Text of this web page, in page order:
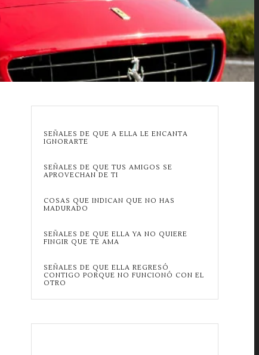
SEÑALES DE QUE A ELLA LE ENCANTA
IGNORARTE
SEÑALES DE QUE TUS AMIGOS SE
APROVECHAN DE TI
COSAS QUE INDICAN QUE NO HAS
MADURADO
SEÑALES DE QUE ELLA YA NO QUIERE
FINGIR QUE TE AMA
SEÑALES DE QUE ELLA REGRESÓ
CONTIGO PORQUE NO FUNCIONÓ CON EL
OTRO